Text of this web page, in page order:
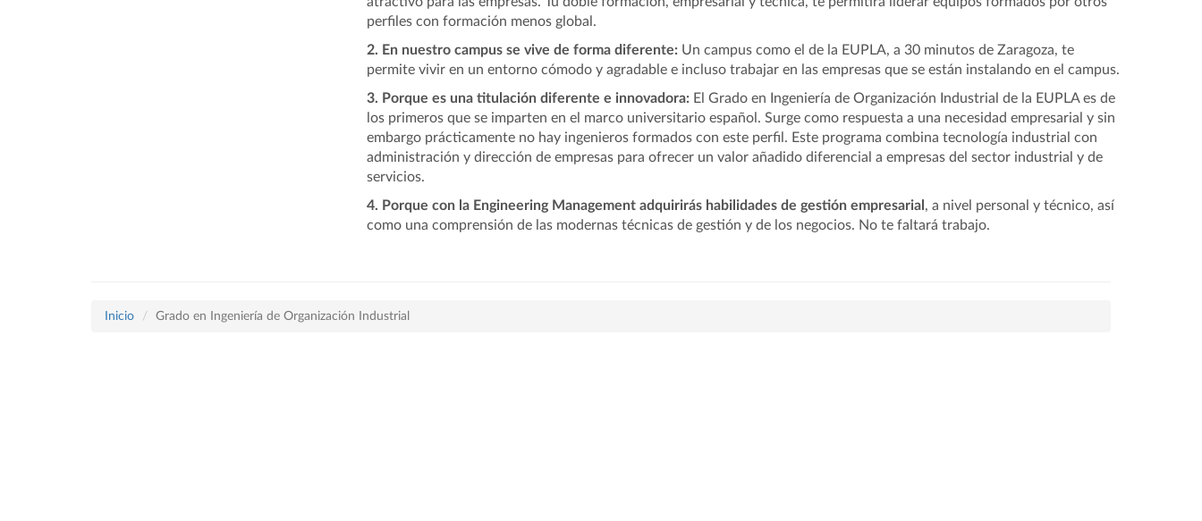
perfiles con formación menos global.
2. En nuestro campus se vive de forma diferente:Un campus como el de la EUPLA, a 30 minutos de Zaragoza, te
permite vivir en un entorno cómodo y agradable e incluso trabajar en las empresas que se están instalando en el campus.
3. Porque es una titulación diferente e innovadora:El Grado en Ingeniería de Organización Industrial de la EUPLA es de
los primeros que se imparten en el marco universitario español. Surge como respuesta a una necesidad empresarial y sin
embargo prácticamente no hay ingenieros formados con este perfil. Este programa combina tecnología industrial con
administración y dirección de empresas para ofrecer un valor añadido diferencial a empresas del sector industrial y de
servicios.
4. Porque con la Engineering Management adquirirás habilidades de gestión empresarial , a nivel personal y técnico, así
como una comprensión de las modernas técnicas de gestión y de los negocios. No te faltará trabajo.
Inicio Grado en Ingeniería de Organización Industrial